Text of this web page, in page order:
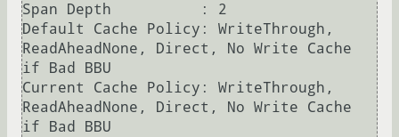
Span Depth          : 2
Default Cache Policy: WriteThrough,
ReadAheadNone, Direct, No Write Cache
if Bad BBU
Current Cache Policy: WriteThrough,
ReadAheadNone, Direct, No Write Cache
if Bad BBU